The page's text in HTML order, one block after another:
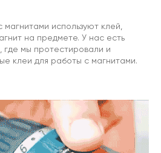
используют клей,
на предмете. У нас есть
, где мы протестировали и
клеи для работы с магнитами.